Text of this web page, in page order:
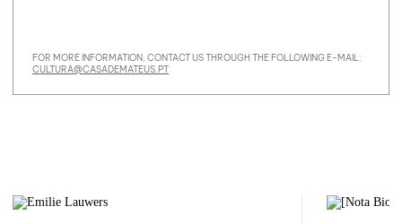
FOR MORE INFORMATION, CONTACT US THROUGH THE FOLLOWING E-MAIL:
CULTURA@CASADEMATEUS.PT